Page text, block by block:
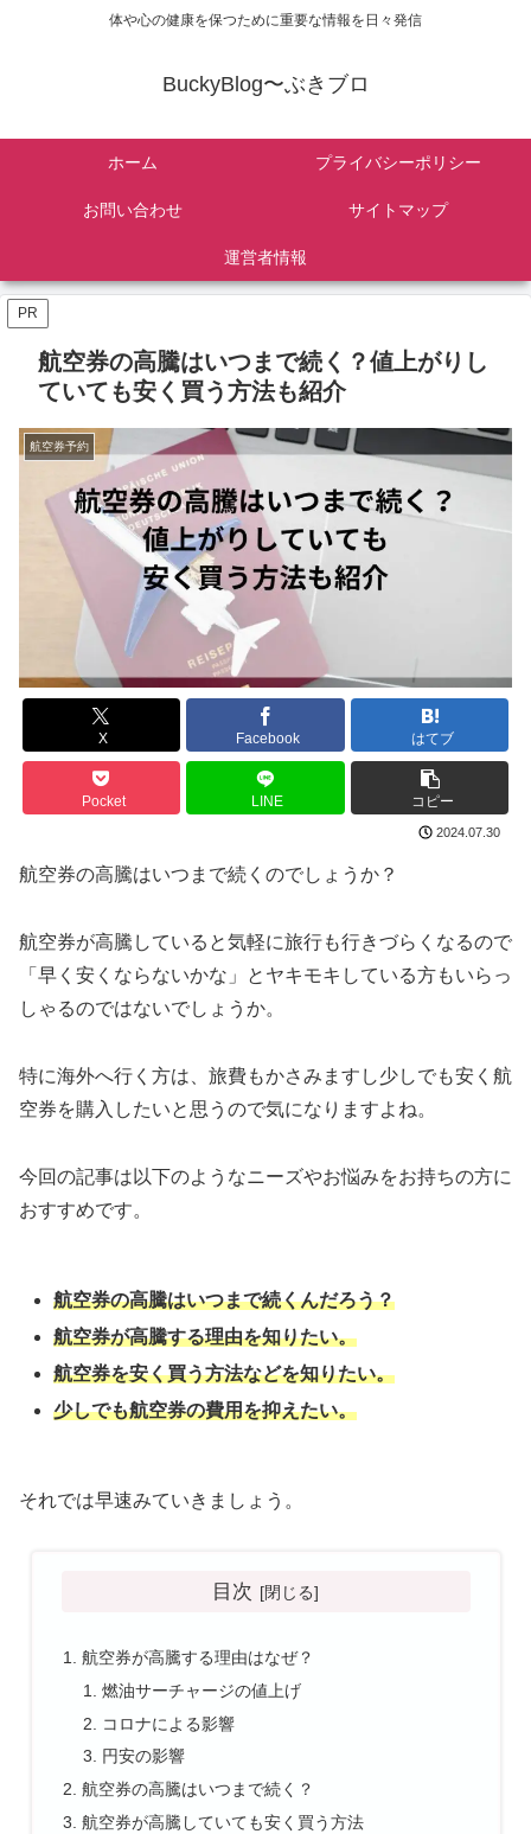
体や心の健康を保つために重要な情報を日々発信
BuckyBlog〜ぶきブロ
ホーム プライバシーポリシー
お問い合わせ サイトマップ
運営者情報
PR
航空券の高騰はいつまで続く？値上がりし
ていても安く買う方法も紹介
航空券予約
X Facebook はてブ
Pocket LINE コピー
2024.07.30
航空券の高騰はいつまで続くのでしょうか？
航空券が高騰していると気軽に旅行も行きづらくなるので
「早く安くならないかな」とヤキモキしている方もいらっ
しゃるのではないでしょうか。
特に海外へ行く方は、旅費もかさみますし少しでも安く航
空券を購入したいと思うので気になりますよね。
今回の記事は以下のようなニーズやお悩みをお持ちの方に
おすすめです。
航空券の高騰はいつまで続くんだろう？
航空券が高騰する理由を知りたい。
航空券を安く買う方法などを知りたい。
少しでも航空券の費用を抑えたい。
それでは早速みていきましょう。
目次
航空券が高騰する理由はなぜ？
燃油サーチャージの値上げ
コロナによる影響
円安の影響
航空券の高騰はいつまで続く？
航空券が高騰していても安く買う方法